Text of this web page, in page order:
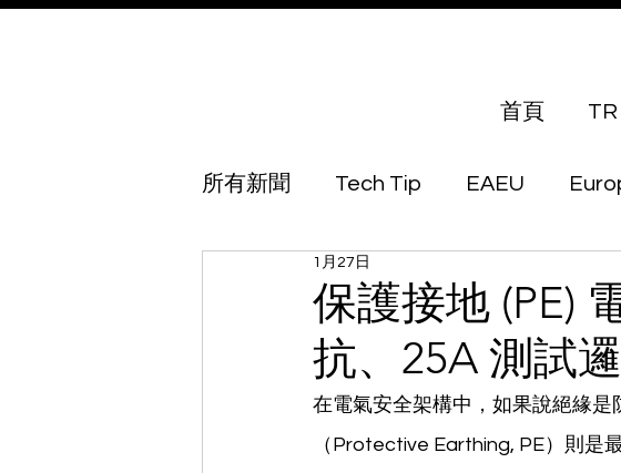
首頁
所有新聞 Tech Tip EAEU
Australia
Botswana Brunei Canada
Georgia Guinea Bissau Hong
保護接地 (PE)
抗、25A 測試
1月27日
在電氣安全架構中，如果說絕緣
（Protective Earthing, PE）則是